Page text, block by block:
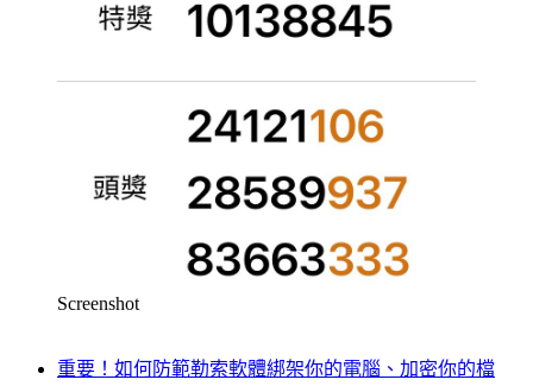
Screenshot
重要！如何防範勒索軟體綁架你的電腦、加密你的檔